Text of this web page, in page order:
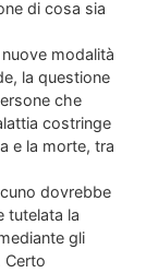
di cosa sia
nuove modalità
la questione
che
costringe
e la morte, tra
dovrebbe
tutelata la
gli
Certo